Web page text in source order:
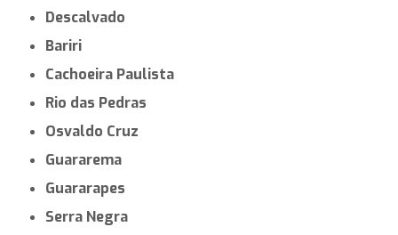
Descalvado
Bariri
Cachoeira Paulista
Rio das Pedras
Osvaldo Cruz
Guararema
Guararapes
Serra Negra